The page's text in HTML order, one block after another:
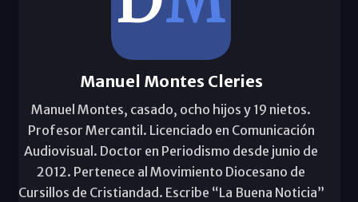
Manuel Montes Cleries
Manuel Montes, casado, ocho hijos y 19 nietos.
Profesor Mercantil. Licenciado en Comunicación
Audiovisual. Doctor en Periodismo desde junio de
2012. Pertenece al Movimiento Diocesano de
Cursillos de Cristiandad. Escribe “La Buena Noticia”